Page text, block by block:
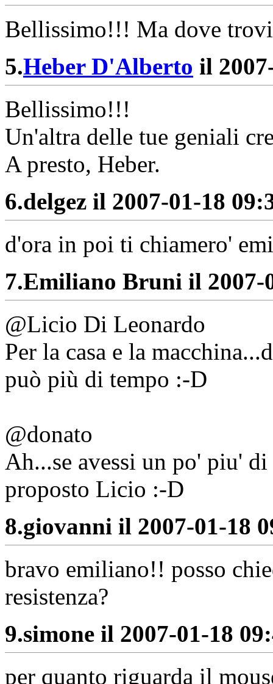
Bellissimo!!! Ma dove trovi
5.Heber D'Alberto il
Bellissimo!!!
Un'altra delle tue geniali
A presto, Heber.
6.delgez il 2007-01-18
d'ora in poi ti chiamero'
7.Emiliano Bruni il 2007-
@Licio Di Leonardo
Per la casa e la
può più di tempo :-D
@donato
Ah...se avessi un po' piu'
proposto Licio :-D
8.giovanni il 2007-01-18
bravo emiliano!! posso
resistenza?
9.simone il 2007-01-18
per quanto riguarda il